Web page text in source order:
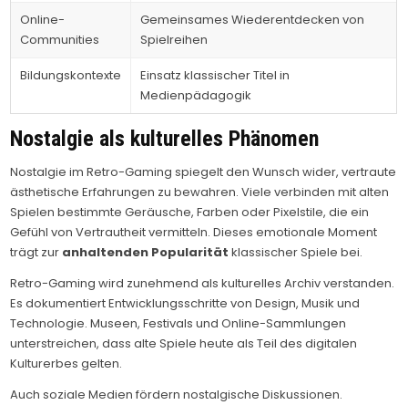
Online-
Communities
Gemeinsames Wiederentdecken von
Spielreihen
Bildungskontexte
Einsatz klassischer Titel in
Medienpädagogik
Nostalgie als kulturelles Phänomen
Nostalgie im Retro-Gaming spiegelt den Wunsch wider, vertraute
ästhetische Erfahrungen zu bewahren. Viele verbinden mit alten
Spielen bestimmte Geräusche, Farben oder Pixelstile, die ein
Gefühl von Vertrautheit vermitteln. Dieses emotionale Moment
trägt zur anhaltenden Popularität klassischer Spiele bei.
Retro-Gaming wird zunehmend als kulturelles Archiv verstanden.
Es dokumentiert Entwicklungsschritte von Design, Musik und
Technologie. Museen, Festivals und Online-Sammlungen
unterstreichen, dass alte Spiele heute als Teil des digitalen
Kulturerbes gelten.
Auch soziale Medien fördern nostalgische Diskussionen.